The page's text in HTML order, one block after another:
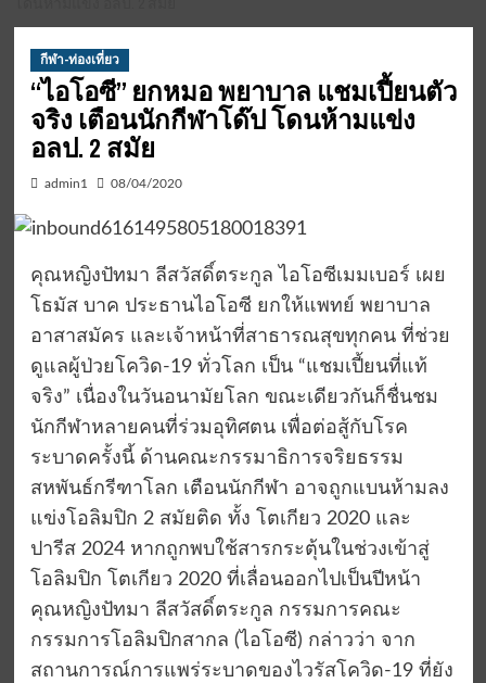
กีฬา-ท่องเที่ยว
“ไอโอซี” ยกหมอ พยาบาล แชมเปี้ยนตัว
จริง เตือนนักกีฬาโด๊ป โดนห้ามแข่ง
อลป. 2 สมัย
admin1 08/04/2020
คุณหญิงปัทมา ลีสวัสดิ์ตระกูล ไอโอซีเมมเบอร์ เผย
โธมัส บาค ประธานไอโอซี ยกให้แพทย์ พยาบาล
อาสาสมัคร และเจ้าหน้าที่สาธารณสุขทุกคน ที่ช่วย
ดูแลผู้ป่วยโควิด-19 ทั่วโลก เป็น “แชมเปี้ยนที่แท้
จริง” เนื่องในวันอนามัยโลก ขณะเดียวกันก็ชื่นชม
นักกีฬาหลายคนที่ร่วมอุทิศตน เพื่อต่อสู้กับโรค
ระบาดครั้งนี้ ด้านคณะกรรมาธิการจริยธรรม
สหพันธ์กรีฑาโลก เตือนนักกีฬา อาจถูกแบนห้ามลง
แข่งโอลิมปิก 2 สมัยติด ทั้ง โตเกียว 2020 และ
ปารีส 2024 หากถูกพบใช้สารกระตุ้นในช่วงเข้าสู่
โอลิมปิก โตเกียว 2020 ที่เลื่อนออกไปเป็นปีหน้า
คุณหญิงปัทมา ลีสวัสดิ์ตระกูล กรรมการคณะ
กรรมการโอลิมปิกสากล (ไอโอซี) กล่าวว่า จาก
สถานการณ์การแพร่ระบาดของไวรัสโควิด-19 ที่ยัง